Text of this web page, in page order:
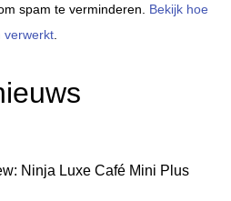
spam te verminderen. Bekijk hoe
verwerkt
Ninja Luxe Café Mini Plus